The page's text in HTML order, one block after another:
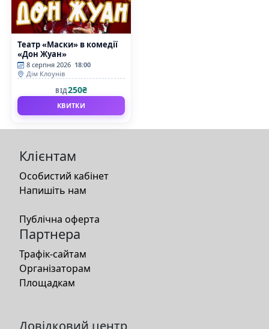
Театр «Маски» в комедії
«Дон Жуан»
8 серпня 2026 18:00
Дім Клоунів
ВІД250₴
КВИТКИ
Клієнтам
Особистий кабінет
Напишіть нам
Публічна оферта
Партнера
Трафік-сайтам
Організаторам
Площадкам